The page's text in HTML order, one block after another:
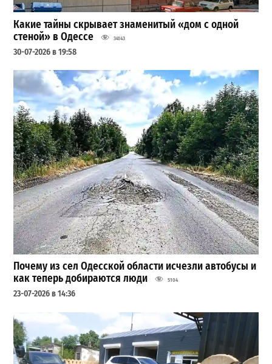
Какие тайны скрывает знаменитый «дом с одной
стеной» в Одессе
34143
30-07-2026 в 19:58
Почему из сел Одесской области исчезли автобусы и
как теперь добираются люди
5104
23-07-2026 в 14:36